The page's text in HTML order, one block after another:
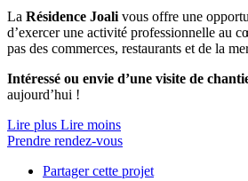
La Résidence Joali vous offre une
d’exercer une activité professionnelle au
pas des commerces, restaurants et de la
Intéressé ou envie d’une visite de
aujourd’hui !
Lire plus Lire moins
Prendre rendez-vous
Partager cette projet